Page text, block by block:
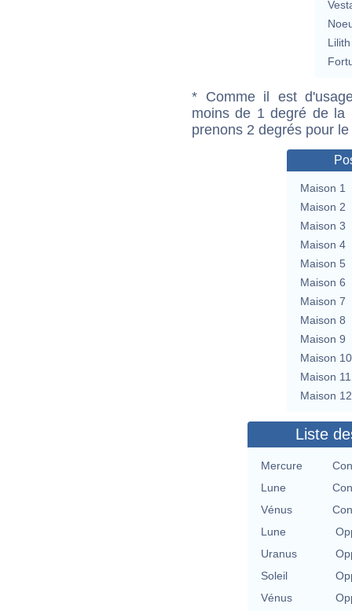
Lilith
* Comme il est
moins de 1 degré de la
prenons 2 degrés pour
Maison 1
Maison 2
Maison 3
Maison 4
Maison 5
Maison 6
Maison 7
Maison 8
Maison 9
Maison 10
Maison 11
Maison 12
Liste
Mercure
Lune
Vénus
Lune
Uranus
Soleil
Vénus